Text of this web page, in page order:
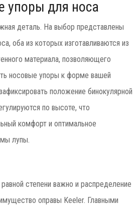
упоры для носа
деталь. На выбор представлены
оба из которых изготавливаются из
материала, позволяющего
носовые упоры к форме вашей
положение бинокулярной
по высоте, что
комфорт и оптимальное
лупы.
степени важно и распределение
оправы Keeler. Главными